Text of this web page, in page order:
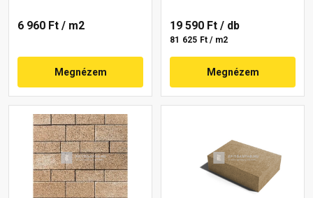
6 960 Ft / m2
Megnézem
19 590 Ft / db
81 625 Ft / m2
Megnézem